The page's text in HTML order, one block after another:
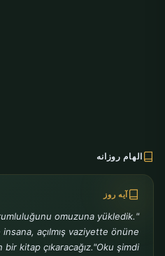
الهام روزانه
آیه روز
omuzuna yükledik.
açılmış vaziyette önüne
bir kitap çıkaracağız."Oku şimdi